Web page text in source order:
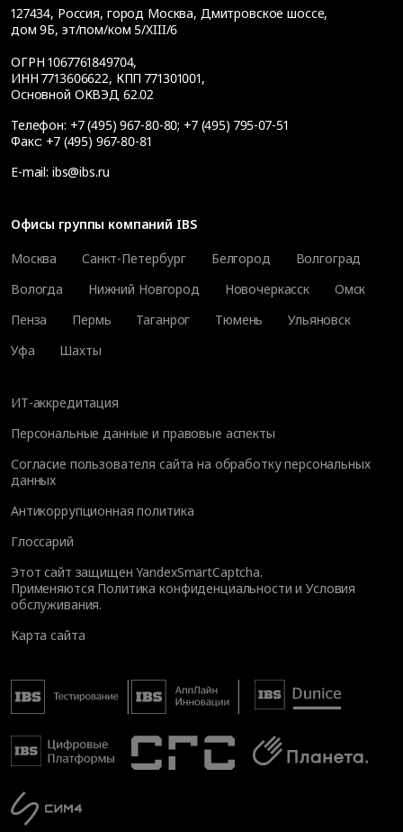
127434, Россия, город Москва, Дмитровское шоссе,
дом 9Б, эт/пом/ком 5/XIII/6
ОГРН 1067761849704,
ИНН 7713606622, КПП 771301001,
Основной ОКВЭД 62.02
Телефон: +7 (495) 967-80-80; +7 (495) 795-07-51
Факс: +7 (495) 967-80-81
E-mail: ibs@ibs.ru
Офисы группы компаний IBS
Москва
Санкт-Петербург Белгород
Волгоград
Вологда
Нижний Новгород Новочеркасск
Омск
Пенза
Пермь Таганрог Тюмень
Ульяновск
Уфа
Шахты
ИТ-аккредитация
Персональные данные и правовые аспекты
Согласие пользователя сайта на обработку персональных
данных
Антикоррупционная политика
Глоссарий
Этот сайт защищен YandexSmartCaptcha.
Применяются Политика конфиденциальности иУсловия
обслуживания.
Карта сайта